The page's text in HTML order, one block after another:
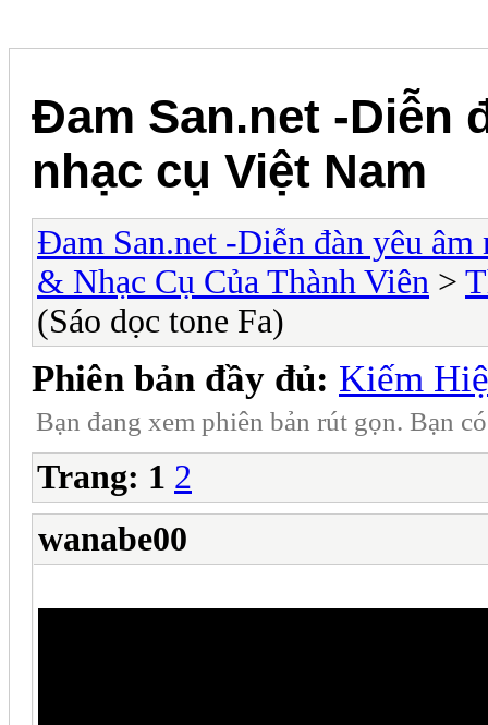
Đam San.net -Diễn
nhạc cụ Việt Nam
Đam San.net -Diễn đàn yêu âm
& Nhạc Cụ Của Thành Viên >
(Sáo dọc tone Fa)
Phiên bản đầy đủ: Kiếm
Bạn đang xem phiên bản rút gọn. Bạn
Trang: 1 2
wanabe00